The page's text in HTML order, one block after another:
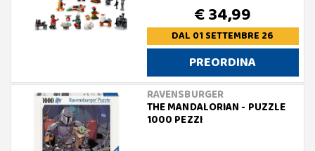
€ 34,99
DAL 01 SETTEMBRE 26
PREORDINA
RAVENSBURGER
THE MANDALORIAN - PUZZLE
1000 PEZZI